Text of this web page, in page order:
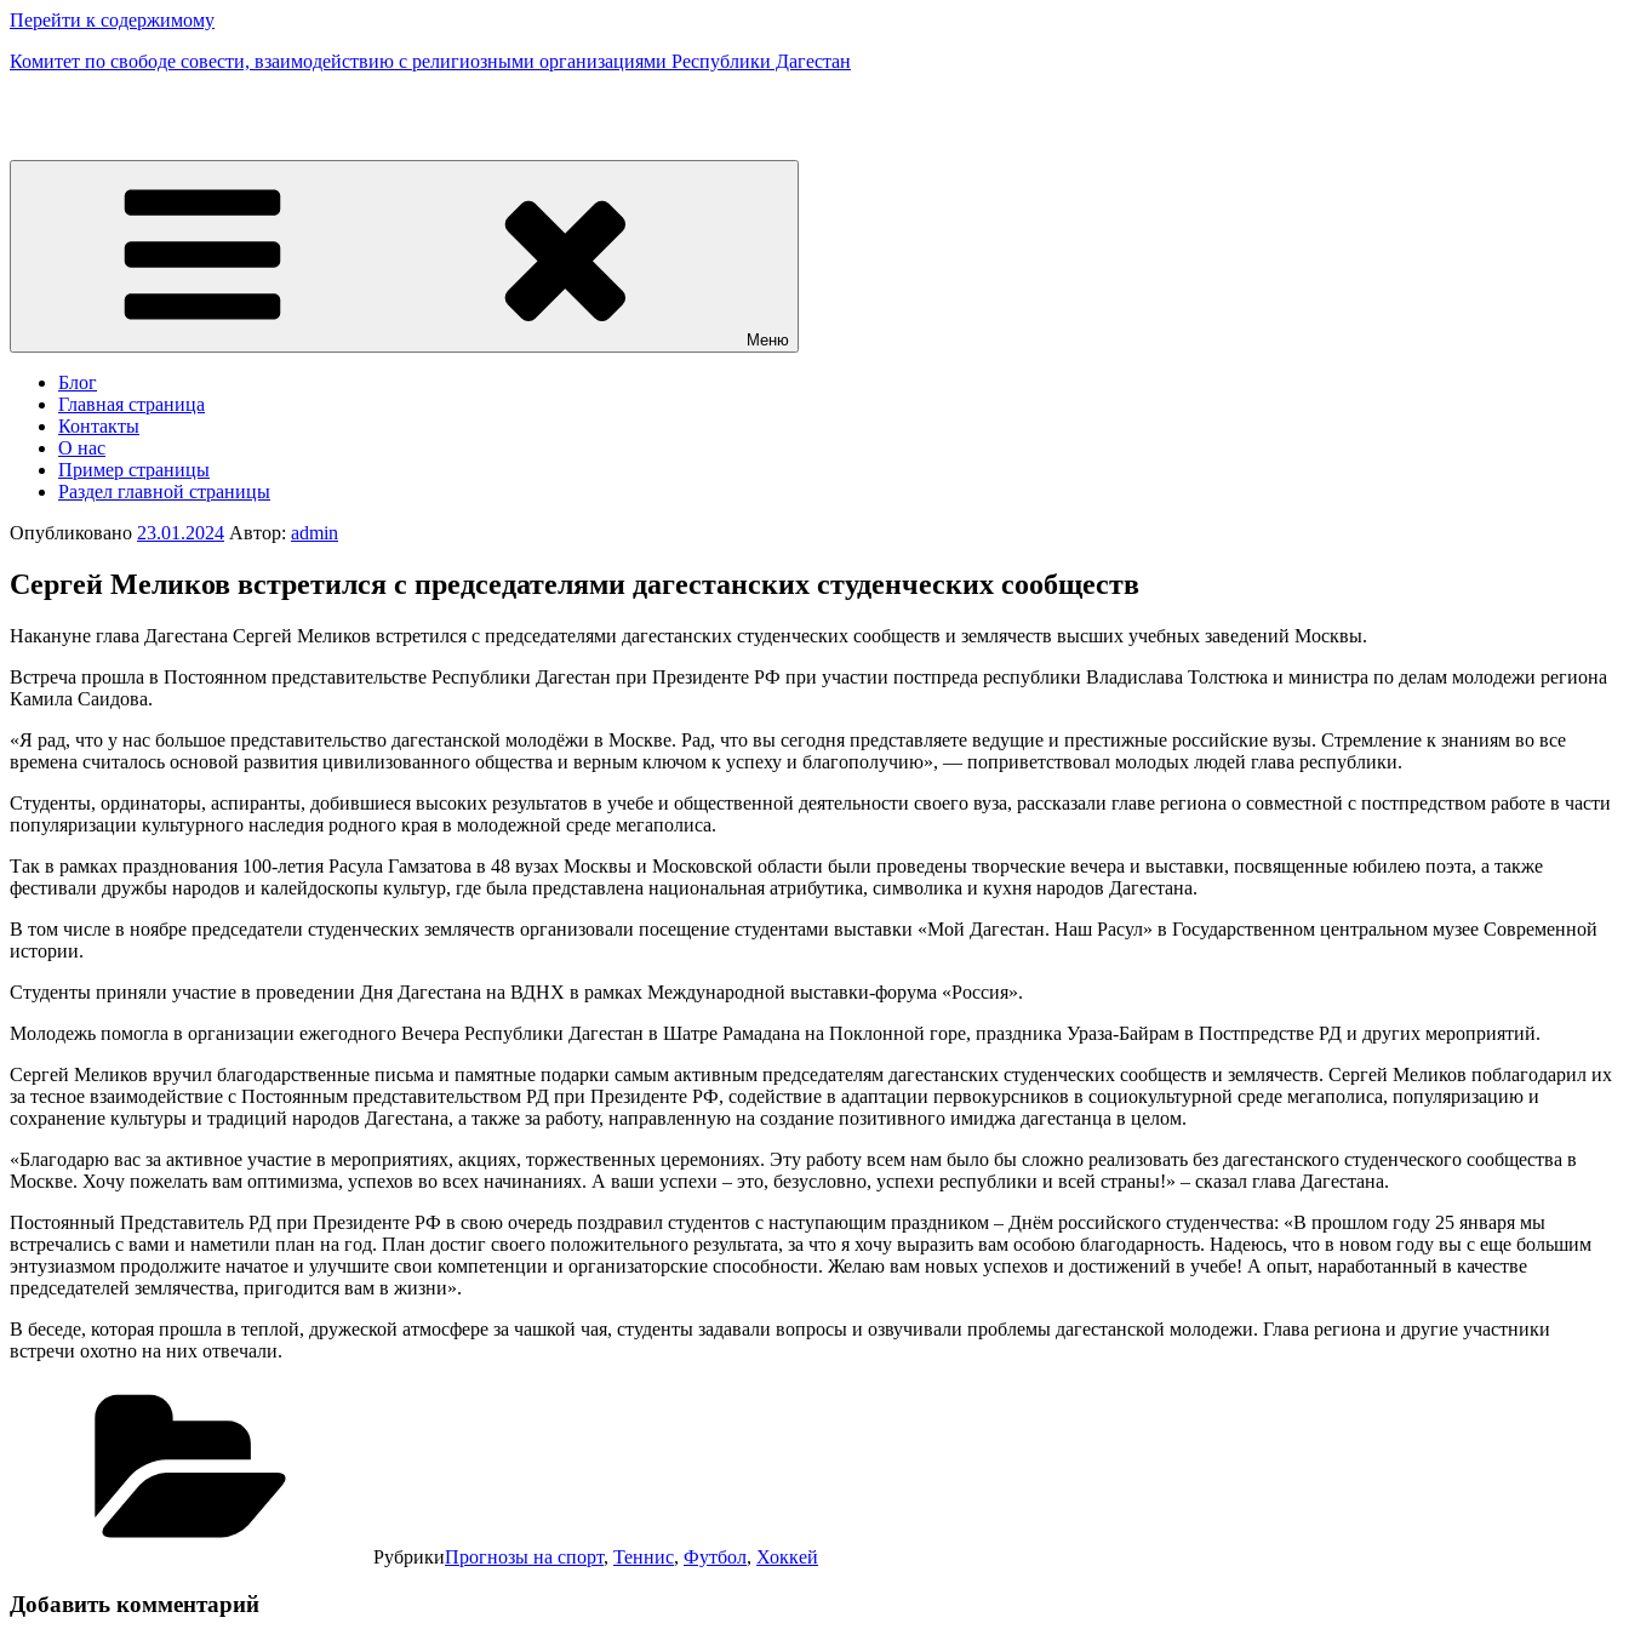
Перейти к содержимому
Комитет по свободе совести, взаимодействию с религиозными организациями Республики Дагестан
Меню
Блог
Главная страница
Контакты
О нас
Пример страницы
Раздел главной страницы
Опубликовано 23.01.2024 Автор: admin
Сергей Меликов встретился с председателями дагестанских студенческих сообществ
Накануне глава Дагестана Сергей Меликов встретился с председателями дагестанских студенческих сообществ и землячеств высших учебных заведений Москвы.
Встреча прошла в Постоянном представительстве Республики Дагестан при Президенте РФ при участии постпреда республики Владислава Толстюка и министра по делам молодежи региона
Камила Саидова.
«Я рад, что у нас большое представительство дагестанской молодёжи в Москве. Рад, что вы сегодня представляете ведущие и престижные российские вузы. Стремление к знаниям во все
времена считалось основой развития цивилизованного общества и верным ключом к успеху и благополучию», — поприветствовал молодых людей глава республики.
Студенты, ординаторы, аспиранты, добившиеся высоких результатов в учебе и общественной деятельности своего вуза, рассказали главе региона о совместной с постпредством работе в части
популяризации культурного наследия родного края в молодежной среде мегаполиса.
Так в рамках празднования 100-летия Расула Гамзатова в 48 вузах Москвы и Московской области были проведены творческие вечера и выставки, посвященные юбилею поэта, а также
фестивали дружбы народов и калейдоскопы культур, где была представлена национальная атрибутика, символика и кухня народов Дагестана.
В том числе в ноябре председатели студенческих землячеств организовали посещение студентами выставки «Мой Дагестан. Наш Расул» в Государственном центральном музее Современной
истории.
Студенты приняли участие в проведении Дня Дагестана на ВДНХ в рамках Международной выставки-форума «Россия».
Молодежь помогла в организации ежегодного Вечера Республики Дагестан в Шатре Рамадана на Поклонной горе, праздника Ураза-Байрам в Постпредстве РД и других мероприятий.
Сергей Меликов вручил благодарственные письма и памятные подарки самым активным председателям дагестанских студенческих сообществ и землячеств. Сергей Меликов поблагодарил их
за тесное взаимодействие с Постоянным представительством РД при Президенте РФ, содействие в адаптации первокурсников в социокультурной среде мегаполиса, популяризацию и
сохранение культуры и традиций народов Дагестана, а также за работу, направленную на создание позитивного имиджа дагестанца в целом.
«Благодарю вас за активное участие в мероприятиях, акциях, торжественных церемониях. Эту работу всем нам было бы сложно реализовать без дагестанского студенческого сообщества в
Москве. Хочу пожелать вам оптимизма, успехов во всех начинаниях. А ваши успехи – это, безусловно, успехи республики и всей страны!» – сказал глава Дагестана.
Постоянный Представитель РД при Президенте РФ в свою очередь поздравил студентов с наступающим праздником – Днём российского студенчества: «В прошлом году 25 января мы
встречались с вами и наметили план на год. План достиг своего положительного результата, за что я хочу выразить вам особою благодарность. Надеюсь, что в новом году вы с еще большим
энтузиазмом продолжите начатое и улучшите свои компетенции и организаторские способности. Желаю вам новых успехов и достижений в учебе! А опыт, наработанный в качестве
председателей землячества, пригодится вам в жизни».
В беседе, которая прошла в теплой, дружеской атмосфере за чашкой чая, студенты задавали вопросы и озвучивали проблемы дагестанской молодежи. Глава региона и другие участники
встречи охотно на них отвечали.
РубрикиПрогнозы на спорт, Теннис, Футбол, Хоккей
Добавить комментарий